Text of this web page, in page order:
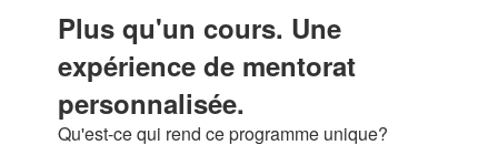
Plus qu'un cours. Une
expérience de mentorat
personnalisée.
Qu'est-ce qui rend ce programme unique?